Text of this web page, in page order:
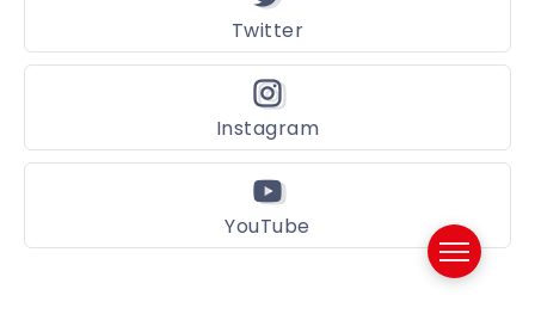
Twitter
Instagram
YouTube